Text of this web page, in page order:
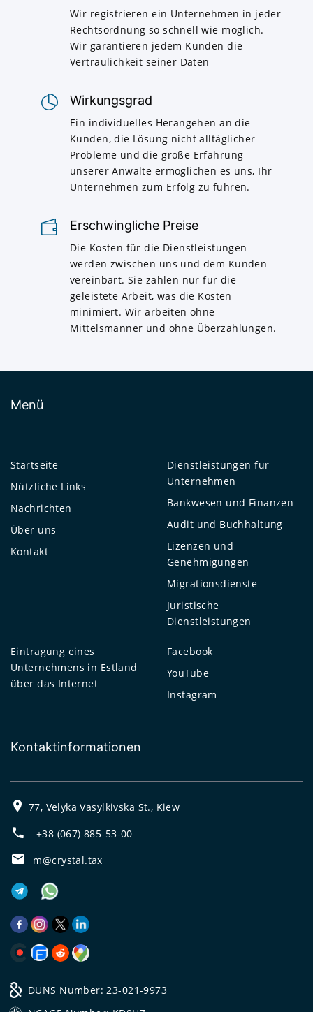
Wir registrieren ein Unternehmen in jeder
Rechtsordnung so schnell wie möglich.
Wir garantieren jedem Kunden die
Vertraulichkeit seiner Daten
Wirkungsgrad
Ein individuelles Herangehen an die
Kunden, die Lösung nicht alltäglicher
Probleme und die große Erfahrung
unserer Anwälte ermöglichen es uns, Ihr
Unternehmen zum Erfolg zu führen.
Erschwingliche Preise
Die Kosten für die Dienstleistungen
werden zwischen uns und dem Kunden
vereinbart. Sie zahlen nur für die
geleistete Arbeit, was die Kosten
minimiert. Wir arbeiten ohne
Mittelsmänner und ohne Überzahlungen.
Menü
Startseite
Nützliche Links
Nachrichten
Über uns
Kontakt
Dienstleistungen für
Unternehmen
Bankwesen und Finanzen
Audit und Buchhaltung
Lizenzen und
Genehmigungen
Migrationsdienste
Juristische
Dienstleistungen
Eintragung eines
Unternehmens in Estland
über das Internet
Facebook
YouTube
Instagram
Kontaktinformationen
77, Velyka Vasylkivska St., Kiew
+38 (067) 885-53-00
m@crystal.tax
DUNS Number: 23-021-9973